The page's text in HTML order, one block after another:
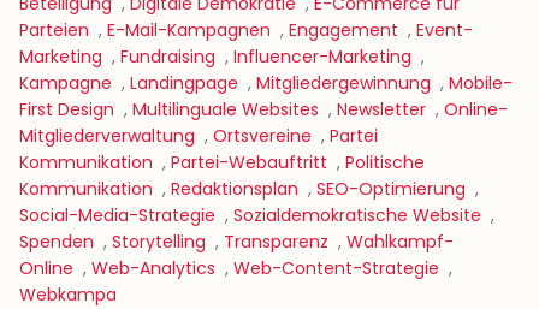
Parteien , E-Mail-Kampagnen , Engagement , Event-
Marketing , Fundraising , Influencer-Marketing ,
Kampagne , Landingpage , Mitgliedergewinnung , Mobile-
First Design , Multilinguale Websites , Newsletter , Online-
Mitgliederverwaltung , Ortsvereine , Partei
Kommunikation , Partei-Webauftritt , Politische
Kommunikation , Redaktionsplan , SEO-Optimierung ,
Social-Media-Strategie , Sozialdemokratische Website ,
Spenden , Storytelling , Transparenz , Wahlkampf-
Online , Web-Analytics , Web-Content-Strategie ,
Webkampa